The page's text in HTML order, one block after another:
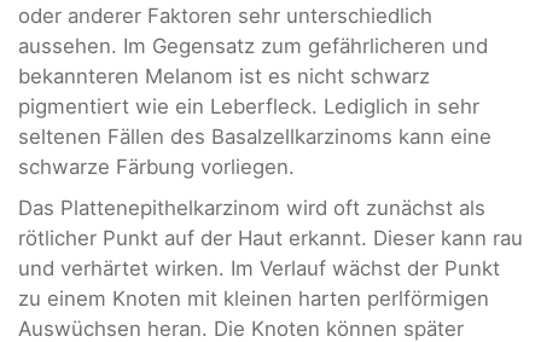
oder anderer Faktoren sehr unterschiedlich
aussehen. Im Gegensatz zum gefährlicheren und
bekannteren Melanom ist es nicht schwarz
pigmentiert wie ein Leberfleck. Lediglich in sehr
seltenen Fällen des Basalzellkarzinoms kann eine
schwarze Färbung vorliegen.
Das Plattenepithelkarzinom wird oft zunächst als
rötlicher Punkt auf der Haut erkannt. Dieser kann rau
und verhärtet wirken. Im Verlauf wächst der Punkt
zu einem Knoten mit kleinen harten perlförmigen
Auswüchsen heran. Die Knoten können später